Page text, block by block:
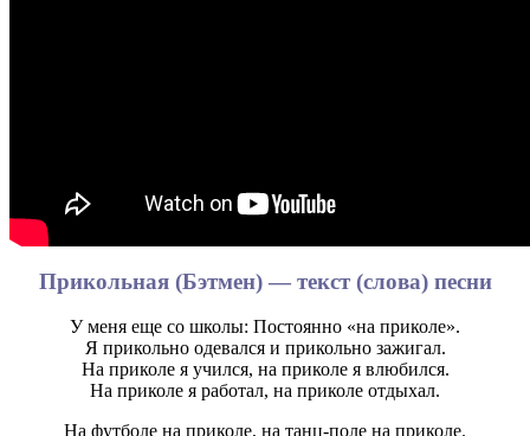
Прикольная (Бэтмен) — текст (слова) песни
У меня еще со школы: Постоянно «на приколе».
Я прикольно одевался и прикольно зажигал.
На приколе я учился, на приколе я влюбился.
На приколе я работал, на приколе отдыхал.
На футболе на приколе, на танц-поле на приколе.